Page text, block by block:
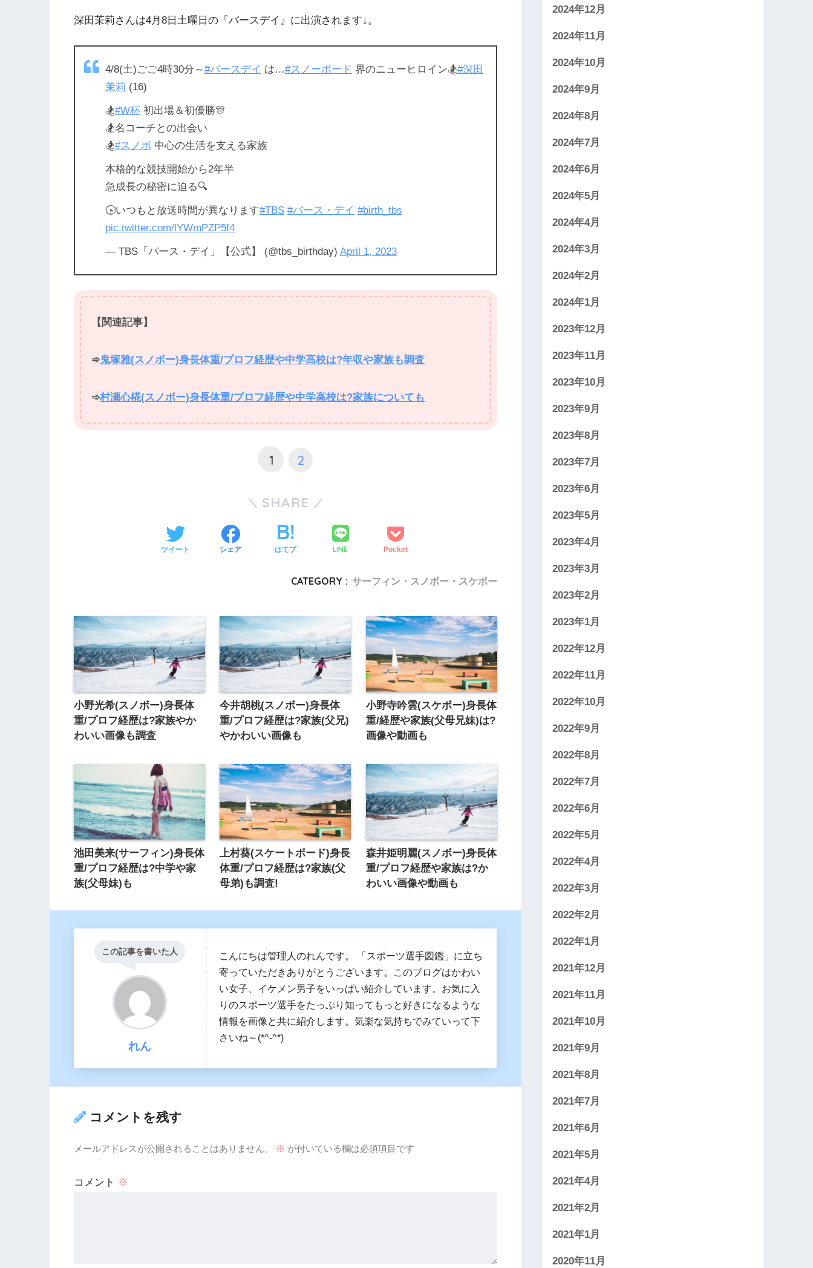
深田茉莉さんは4月8日土曜日の『バースデイ』に出演されます↓。
4/8(土)ごご4時30分～#バースデイ は…#スノーボード 界のニューヒロイン🏂#深田
茉莉 (16)
🏂#W杯 初出場＆初優勝🎊
🏂名コーチとの出会い
🏂#スノボ 中心の生活を支える家族
本格的な競技開始から2年半
急成長の秘密に迫る🔍
🕟いつもと放送時間が異なります#TBS #バース・デイ #birth_tbs
pic.twitter.com/lYWmPZP5f4
— TBS「バース・デイ」【公式】 (@tbs_birthday) April 1, 2023
【関連記事】
➾鬼塚雅(スノボー)身長体重/プロフ経歴や中学高校は?年収や家族も調査
➾村瀬心椛(スノボー)身長体重/プロフ経歴や中学高校は?家族についても
1 2
SHARE
ツイート シェア はてブ LINE Pocket
CATEGORY : サーフィン・スノボー・スケボー
小野光希(スノボー)身長体
重/プロフ経歴は?家族やか
わいい画像も調査
今井胡桃(スノボー)身長体
重/プロフ経歴は?家族(父兄)
やかわいい画像も
小野寺吟雲(スケボー)身長体
重/経歴や家族(父母兄妹)は?
画像や動画も
池田美来(サーフィン)身長体
重/プロフ経歴は?中学や家
族(父母妹)も
上村葵(スケートボード)身長
体重/プロフ経歴は?家族(父
母弟)も調査!
森井姫明麗(スノボー)身長体
重/プロフ経歴や家族は?か
わいい画像や動画も
この記事を書いた人
れん
こんにちは管理人のれんです。 「スポーツ選手図鑑」に立ち
寄っていただきありがとうございます。このブログはかわい
い女子、イケメン男子をいっぱい紹介しています。お気に入
りのスポーツ選手をたっぷり知ってもっと好きになるような
情報を画像と共に紹介します。気楽な気持ちでみていって下
さいね～(*^-^*)
コメントを残す
メールアドレスが公開されることはありません。 ※ が付いている欄は必須項目です
コメント ※
2024年12月
2024年11月
2024年10月
2024年9月
2024年8月
2024年7月
2024年6月
2024年5月
2024年4月
2024年3月
2024年2月
2024年1月
2023年12月
2023年11月
2023年10月
2023年9月
2023年8月
2023年7月
2023年6月
2023年5月
2023年4月
2023年3月
2023年2月
2023年1月
2022年12月
2022年11月
2022年10月
2022年9月
2022年8月
2022年7月
2022年6月
2022年5月
2022年4月
2022年3月
2022年2月
2022年1月
2021年12月
2021年11月
2021年10月
2021年9月
2021年8月
2021年7月
2021年6月
2021年5月
2021年4月
2021年2月
2021年1月
2020年11月